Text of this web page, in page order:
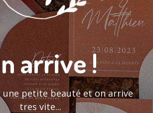
arrive !
une petite beauté et on arrive
tres vite...